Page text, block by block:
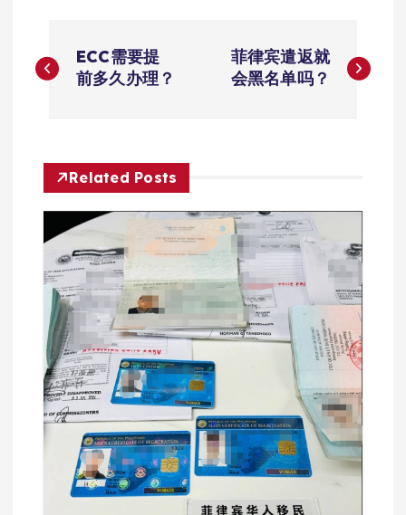
章
航
ECC需要提
前多久办理？
菲律宾遣返就
会黑名单吗？
Related Posts